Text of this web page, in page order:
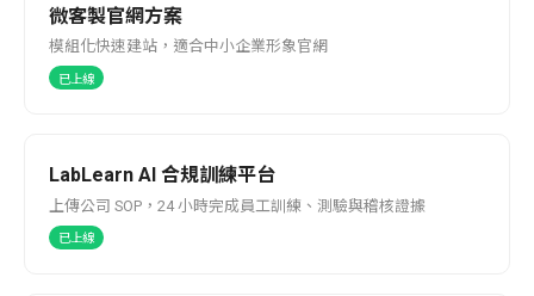
微客製官網方案
模組化快速建站，適合中小企業形象官網
已上線
LabLearn AI 合規訓練平台
上傳公司 SOP，24 小時完成員工訓練、測驗與稽核證據
已上線